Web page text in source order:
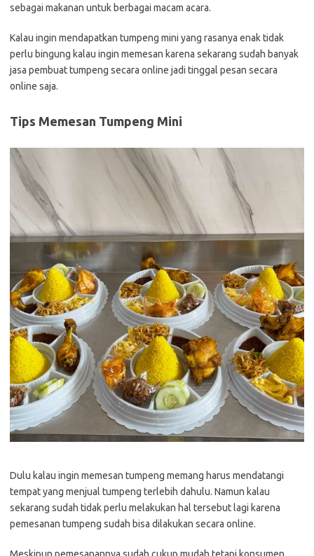
sebagai makanan untuk berbagai macam acara.
Kalau ingin mendapatkan tumpeng mini yang rasanya enak tidak
perlu bingung kalau ingin memesan karena sekarang sudah banyak
jasa pembuat tumpeng secara online jadi tinggal pesan secara
online saja.
Tips Memesan Tumpeng Mini
Dulu kalau ingin memesan tumpeng memang harus mendatangi
tempat yang menjual tumpeng terlebih dahulu. Namun kalau
sekarang sudah tidak perlu melakukan hal tersebut lagi karena
pemesanan tumpeng sudah bisa dilakukan secara online.